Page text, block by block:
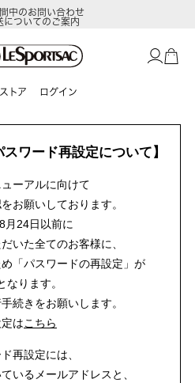
中のお問い合わせ
についてのご案内
トア ログイン
スワード再設定について】
ーアルに向けて
お願いしております。
月24日以前に
いた全てのお客様に、
「パスワードの再設定」が
なります。
続きをお願いします。
はこちら
再設定には、
いるメールアドレスと、